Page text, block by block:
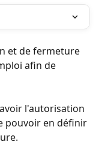
et de fermeture
afin de
l'autorisation
pouvoir en définir